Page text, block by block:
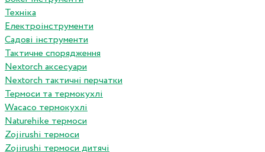
Техніка
Електроінструменти
Садові інструменти
Тактичне спорядження
Nextorch аксесуари
Nextorch тактичні перчатки
Термоси та термокухлі
Wacaco термокухлі
Naturehike термоси
Zojirushi термоси
Zojirushi термоси дитячі